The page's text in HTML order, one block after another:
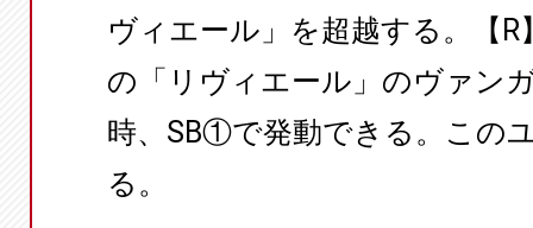
ヴィエール」を超越する。【
の「リヴィエール」のヴァン
時、SB①で発動できる。この
る。